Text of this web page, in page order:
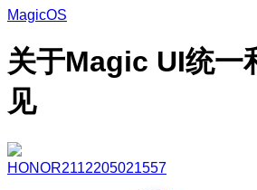
MagicOS
关于Magic UI统一
见
HONOR2112205021557